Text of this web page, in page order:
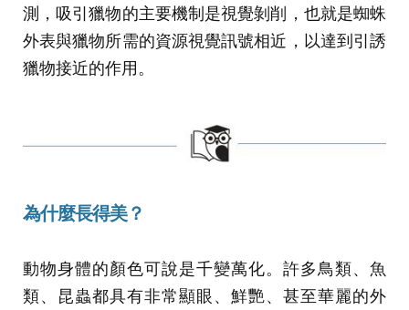
測，吸引獵物的主要機制是視覺剝削，也就是蜘蛛
外表與獵物所需的資源視覺訊號相近，以達到引誘
獵物接近的作用。
為什麼長得美？
動物身體的顏色可說是千變萬化。許多鳥類、魚
類、昆蟲都具有非常顯眼、鮮艷、甚至華麗的外